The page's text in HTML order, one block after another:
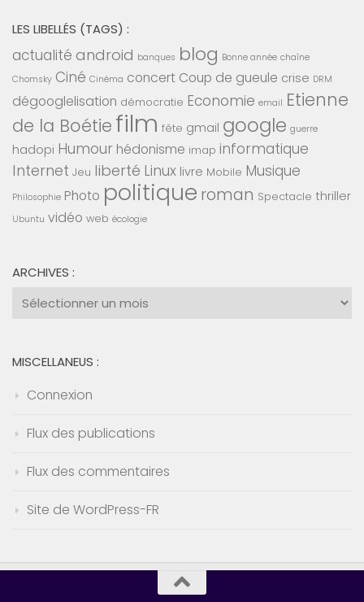
LES LIBELLÉS (TAGS) :
actualité android banques blog Bonne année chaîne
Chomsky Ciné Cinéma concert Coup de gueule crise DRM
dégooglelisation démocratie Economie email Etienne
de la Boétie film fête gmail google guerre
hadopi Humour hédonisme imap informatique
Internet Jeu liberté Linux livre Mobile Musique
Philosophie Photo politique roman Spectacle thriller
Ubuntu vidéo web écologie
ARCHIVES :
Archives
MISCELLANEUS :
Connexion
Flux des publications
Flux des commentaires
Site de WordPress-FR